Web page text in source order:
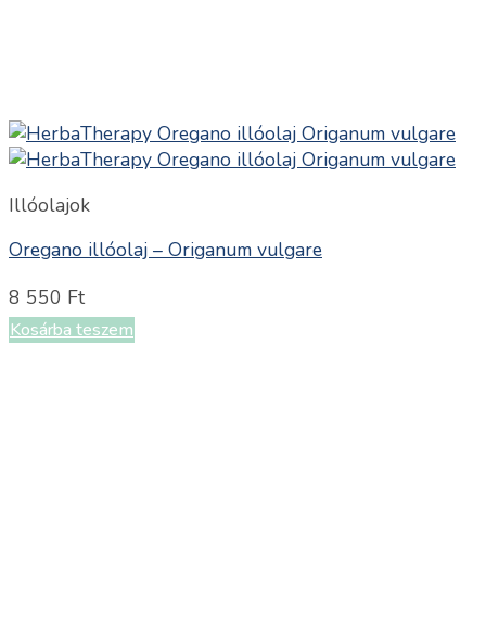
Illóolajok
Oregano illóolaj – Origanum vulgare
8 550 Ft
Kosárba teszem